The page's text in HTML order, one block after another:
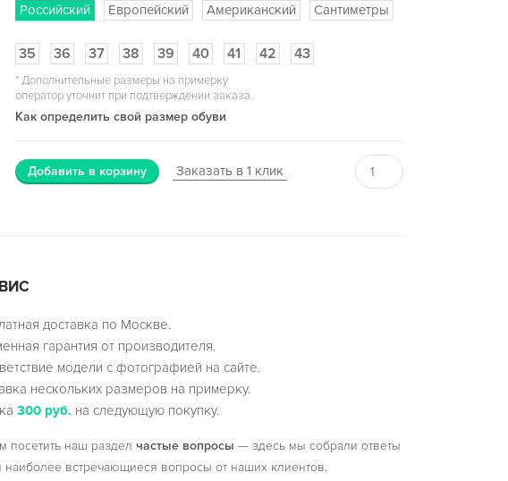
Российский Европейский Американский Сантиметры
35 36 37 38 39 40 41 42 43
*Дополнительные размеры на примерку
оператор уточнит при подтверждении заказа.
Как определить свой размер обуви
Добавить в корзину Заказать в 1 клик
доставка по Москве.
гарантия от производителя.
модели с фотографией на сайте.
нескольких размеров на примерку.
300 руб. на следующую покупку.
посетить наш разделчастые вопросы — здесь мы собрали ответы
встречающиеся вопросы от наших клиентов.